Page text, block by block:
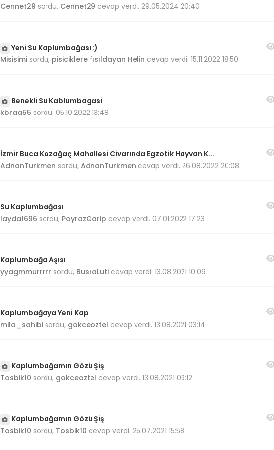
Cennet29 sordu, Cennet29 cevap verdi. 29.05.2024 20:40
Yeni Su Kaplumbağası :)
Misisimisordu, pisiciklere fısıldayan Helin cevap verdi. 15.11.2022 18:50
Benekli Su Kablumbagasi
kbraa55 sordu. 05.10.2022 13:48
İzmir Buca Kozağaç Mahallesi Civarında Egzotik Hayvan K...
AdnanTurkmen sordu, AdnanTurkmen cevap verdi. 26.08.2022 20:08
Su Kaplumbağası
layda1696 sordu, PoyrazGarip cevap verdi. 07.01.2022 17:23
Kaplumbağa Aşısı
yyagmmurrrrr sordu, BusraLuticevap verdi. 13.08.2021 10:09
Kaplumbağaya Yeni Kap
mila_sahibisordu, gokceoztel cevap verdi. 13.08.2021 03:14
Kaplumbağamın Gözü Şiş
Tosbik10 sordu, gokceoztel cevap verdi. 13.08.2021 03:12
Kaplumbağamın Gözü Şiş
Tosbik10 sordu, Tosbik10 cevap verdi. 25.07.2021 15:58